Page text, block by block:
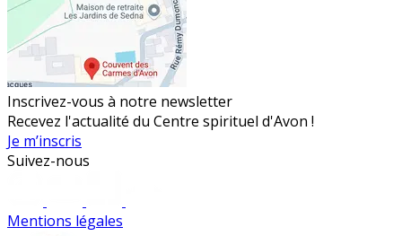
Inscrivez-vous à notre newsletter
Recevez l'actualité du Centre spirituel d'Avon !
Je m’inscris
Suivez-nous
Mentions légales